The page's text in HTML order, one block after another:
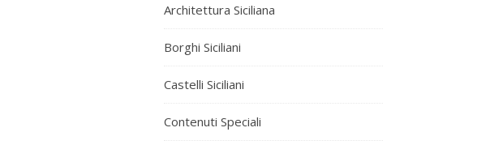
Architettura Siciliana
Borghi Siciliani
Castelli Siciliani
Contenuti Speciali